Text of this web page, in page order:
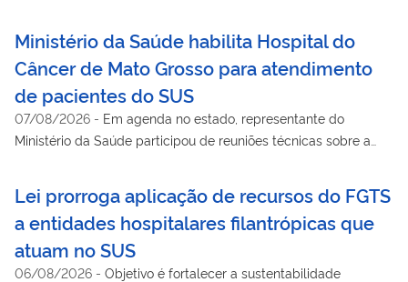
possível encontrar o serviço mais próximo
Ministério da Saúde habilita Hospital do
Câncer de Mato Grosso para atendimento
de pacientes do SUS
07/08/2026 - Em agenda no estado, representante do
Ministério da Saúde participou de reuniões técnicas sobre a
Lei prorroga aplicação de recursos do FGTS
a entidades hospitalares filantrópicas que
atuam no SUS
06/08/2026 - Objetivo é fortalecer a sustentabilidade